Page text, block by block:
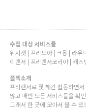
수집 대상 서비스들
위시켓 | 프리모아 | 크몽 | 라우
이랜서 | 프리랜서코리아 | 캐스
플젝소개
프리랜서로 몇 해간 활동하면
많고 매번 모든 서비스들을 확
그래서 한 곳에 모아서 볼 수